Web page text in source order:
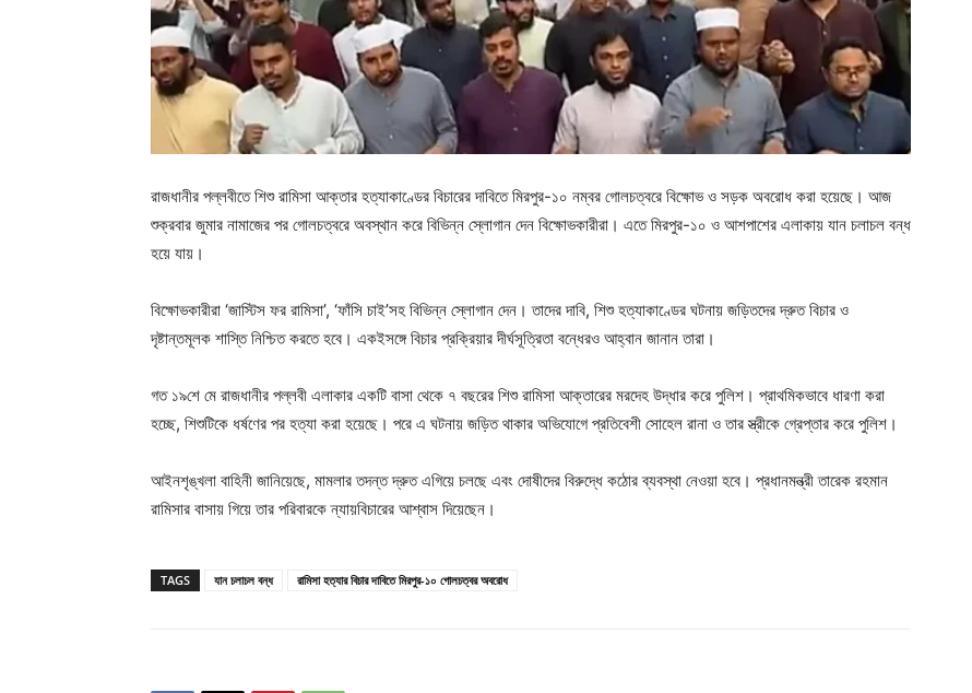
রাজধানীর পল্লবীতে শিশু রামিসা আক্তার হত্যাকাণ্ডের বিচারের দাবিতে মিরপুর-১০ নম্বর গোলচত্বরে বিক্ষোভ ও সড়ক অবরোধ করা হয়েছে। আজ
শুক্রবার জুমার নামাজের পর গোলচত্বরে অবস্থান করে বিভিন্ন স্লোগান দেন বিক্ষোভকারীরা। এতে মিরপুর-১০ ও আশপাশের এলাকায় যান চলাচল বন্ধ
হয়ে যায়।
বিক্ষোভকারীরা ‘জাস্টিস ফর রামিসা’, ‘ফাঁসি চাই’সহ বিভিন্ন স্লোগান দেন। তাদের দাবি, শিশু হত্যাকাণ্ডের ঘটনায় জড়িতদের দ্রুত বিচার ও
দৃষ্টান্তমূলক শাস্তি নিশ্চিত করতে হবে। একইসঙ্গে বিচার প্রক্রিয়ার দীর্ঘসূত্রিতা বন্ধেরও আহ্বান জানান তারা।
গত ১৯শে মে রাজধানীর পল্লবী এলাকার একটি বাসা থেকে ৭ বছরের শিশু রামিসা আক্তারের মরদেহ উদ্ধার করে পুলিশ। প্রাথমিকভাবে ধারণা করা
হচ্ছে, শিশুটিকে ধর্ষণের পর হত্যা করা হয়েছে। পরে এ ঘটনায় জড়িত থাকার অভিযোগে প্রতিবেশী সোহেল রানা ও তার স্ত্রীকে গ্রেপ্তার করে পুলিশ।
আইনশৃঙ্খলা বাহিনী জানিয়েছে, মামলার তদন্ত দ্রুত এগিয়ে চলছে এবং দোষীদের বিরুদ্ধে কঠোর ব্যবস্থা নেওয়া হবে। প্রধানমন্ত্রী তারেক রহমান
রামিসার বাসায় গিয়ে তার পরিবারকে ন্যায়বিচারের আশ্বাস দিয়েছেন।
TAGS যান চলাচল বন্ধ রামিসা হত্যার বিচার দাবিতে মিরপুর-১০ গোলচত্বর অবরোধ